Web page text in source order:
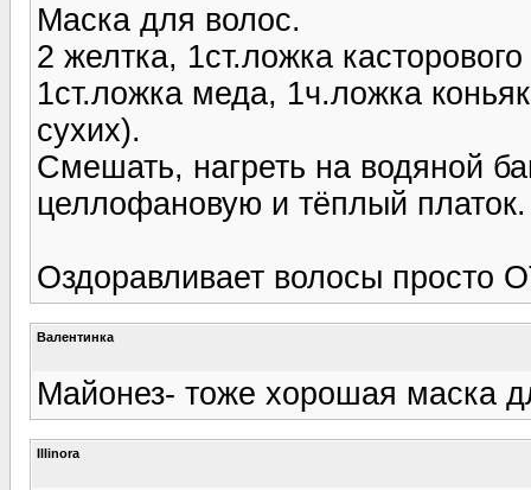
Маска для волос.
2 желтка, 1ст.ложка
1ст.ложка меда, 1ч.ложка
сухих).
Смешать, нагреть на водяной
целлофановую и тёплый платок.
Оздоравливает волосы
Валентинка
Майонез- тоже хорошая маска
Illinora